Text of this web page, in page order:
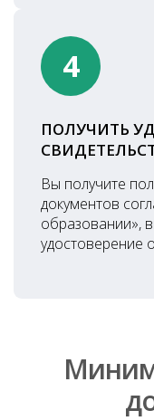
4
ПОЛУЧИТЬ
Вы получите
документов
образовании»,
удостоверение